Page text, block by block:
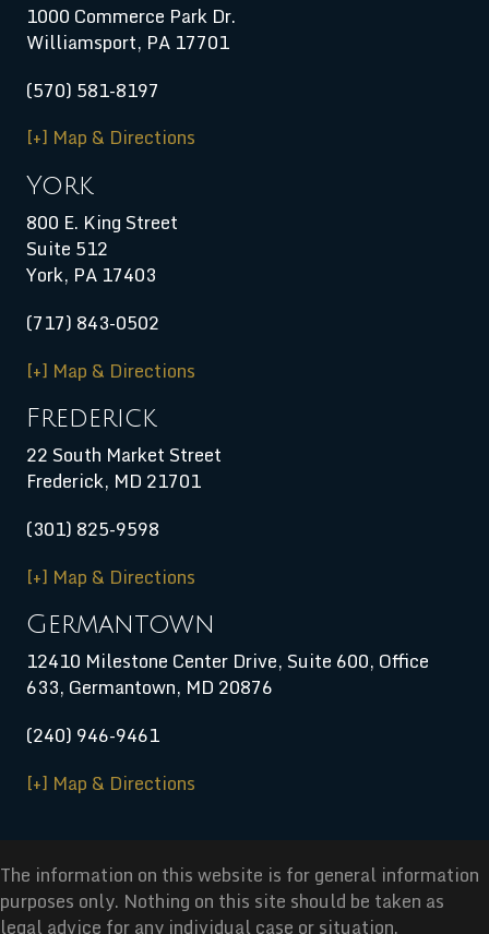
1000 Commerce Park Dr.
Williamsport, PA 17701
(570) 581-8197
[+] Map & Directions
York
800 E. King Street
Suite 512
York, PA 17403
(717) 843-0502
[+] Map & Directions
Frederick
22 South Market Street
Frederick, MD 21701
(301) 825-9598
[+] Map & Directions
Germantown
12410 Milestone Center Drive, Suite 600, Office
633, Germantown, MD 20876
(240) 946-9461
[+] Map & Directions
The information on this website is for general information
purposes only. Nothing on this site should be taken as
legal advice for any individual case or situation.